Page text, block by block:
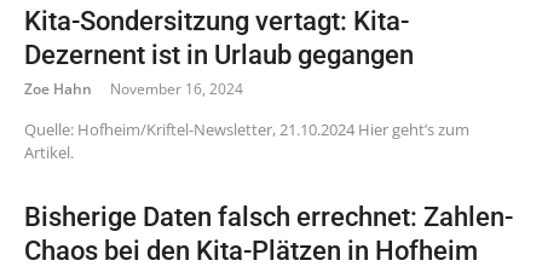
Kita-Sondersitzung vertagt: Kita-
Dezernent ist in Urlaub gegangen
Zoe Hahn November 16, 2024
Quelle: Hofheim/Kriftel-Newsletter, 21.10.2024 Hier geht’s zum
Artikel.
Bisherige Daten falsch errechnet: Zahlen-
Chaos bei den Kita-Plätzen in Hofheim